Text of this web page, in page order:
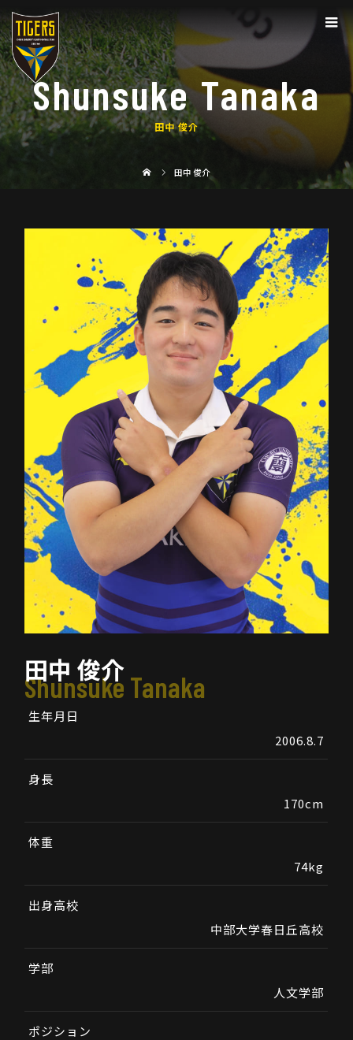
Shunsuke Tanaka
田中 俊介
田中 俊介
田中 俊介
Shunsuke Tanaka
生年月日
2006.8.7
身長
170cm
体重
74kg
出身高校
中部大学春日丘高校
学部
人文学部
ポジション